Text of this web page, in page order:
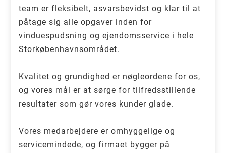
team er fleksibelt, asvarsbevidst og klar til at
påtage sig alle opgaver inden for
vinduespudsning og ejendomsservice i hele
Storkøbenhavnsområdet.
Kvalitet og grundighed er nøgleordene for os,
og vores mål er at sørge for tilfredsstillende
resultater som gør vores kunder glade.
Vores medarbejdere er omhyggelige og
servicemindede, og firmaet bygger på